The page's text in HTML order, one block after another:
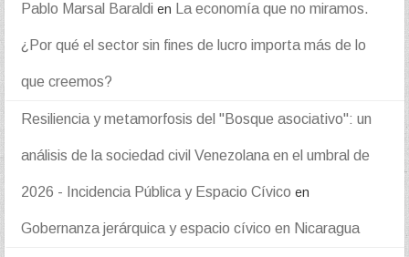
Pablo Marsal Baraldi en La economía que no miramos.
¿Por qué el sector sin fines de lucro importa más de lo
que creemos?
Resiliencia y metamorfosis del "Bosque asociativo": un
análisis de la sociedad civil Venezolana en el umbral de
2026 - Incidencia Pública y Espacio Cívico en
Gobernanza jerárquica y espacio cívico en Nicaragua